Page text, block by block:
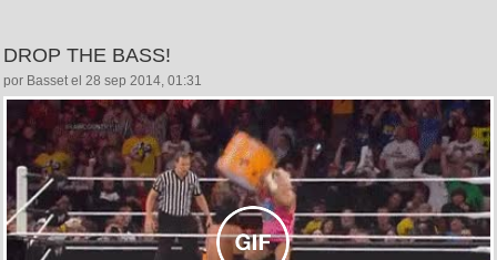
DROP THE BASS!
por Basset el 28 sep 2014, 01:31